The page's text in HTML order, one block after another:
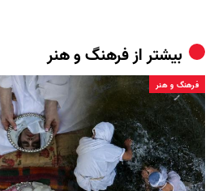
بیشتر ازفرهنگ و هنر
فرهنگ و هنر